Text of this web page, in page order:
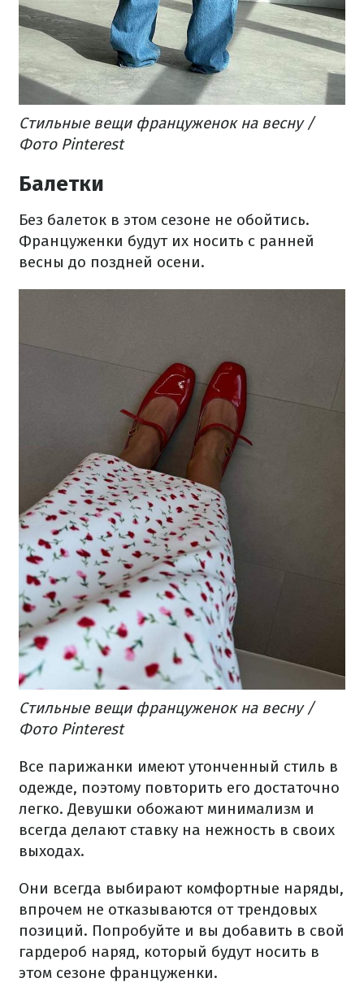
Стильные вещи француженок на весну /
Фото Pinterest
Балетки
Без балеток в этом сезоне не обойтись.
Француженки будут их носить с ранней
весны до поздней осени.
Стильные вещи француженок на весну /
Фото Pinterest
Все парижанки имеют утонченный стиль в
одежде, поэтому повторить его достаточно
легко. Девушки обожают минимализм и
всегда делают ставку на нежность в своих
выходах.
Они всегда выбирают комфортные наряды,
впрочем не отказываются от трендовых
позиций. Попробуйте и вы добавить в свой
гардероб наряд, который будут носить в
этом сезоне француженки.